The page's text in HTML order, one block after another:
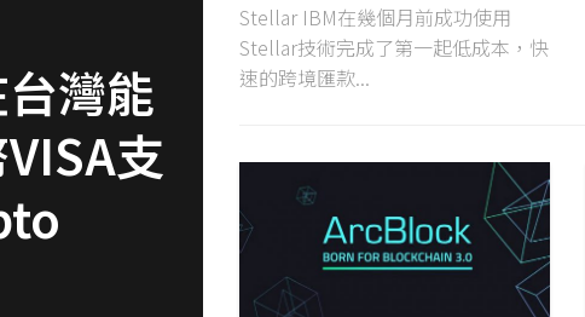
台灣能
支
Stellar IBM在幾個月前成功使用
Stellar技術完成了第一起低成本，快
速的跨境匯款...